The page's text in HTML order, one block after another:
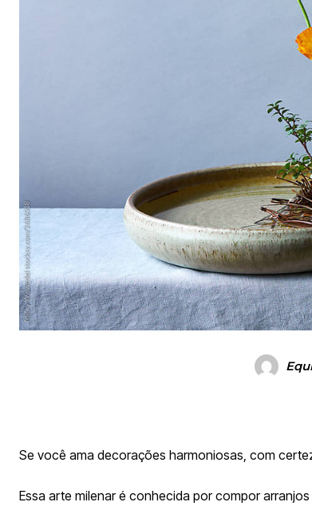
Se você ama decorações harmoniosas, com
Essa arte milenar é conhecida por compor